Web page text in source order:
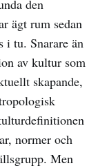
den
ägt rum sedan
i tu. Snarare än
av kultur som
skapande,
normer och
Men